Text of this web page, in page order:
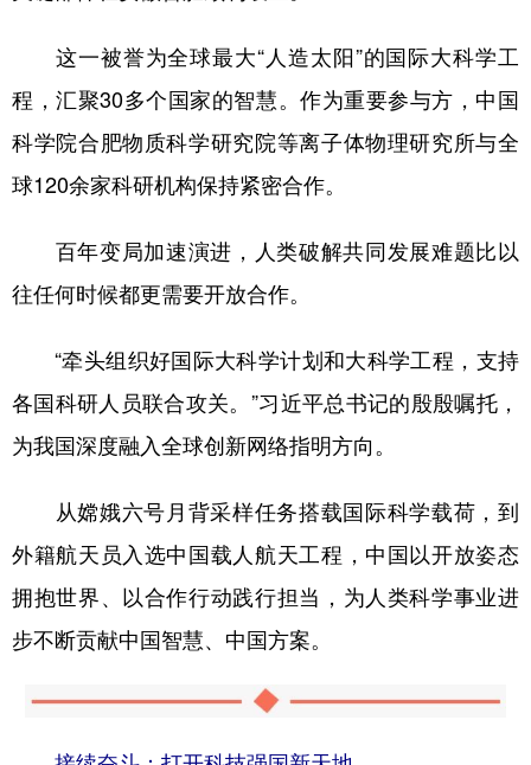
这一被誉为全球最大“人造太阳”的国际大科学工
程，汇聚30多个国家的智慧。作为重要参与方，中国
科学院合肥物质科学研究院等离子体物理研究所与全
球120余家科研机构保持紧密合作。
百年变局加速演进，人类破解共同发展难题比以
往任何时候都更需要开放合作。
“牵头组织好国际大科学计划和大科学工程，支持
各国科研人员联合攻关。”习近平总书记的殷殷嘱托，
为我国深度融入全球创新网络指明方向。
从嫦娥六号月背采样任务搭载国际科学载荷，到
外籍航天员入选中国载人航天工程，中国以开放姿态
拥抱世界、以合作行动践行担当，为人类科学事业进
步不断贡献中国智慧、中国方案。